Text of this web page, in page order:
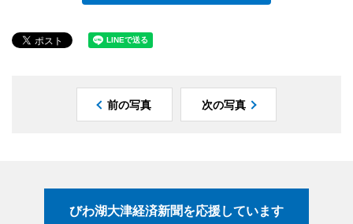
前の写真 次の写真
びわ湖大津経済新聞を応援しています